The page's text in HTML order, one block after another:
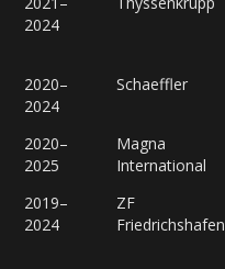
2024
2020–
2024
Schaeffler
2020–
2025
Magna
International
2019–
2024
ZF
Friedrichshafen